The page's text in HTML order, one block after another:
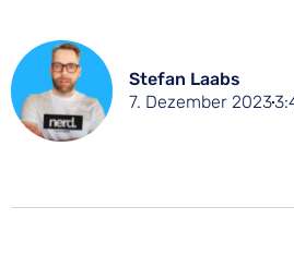
Stefan Laabs
7. Dezember 2023